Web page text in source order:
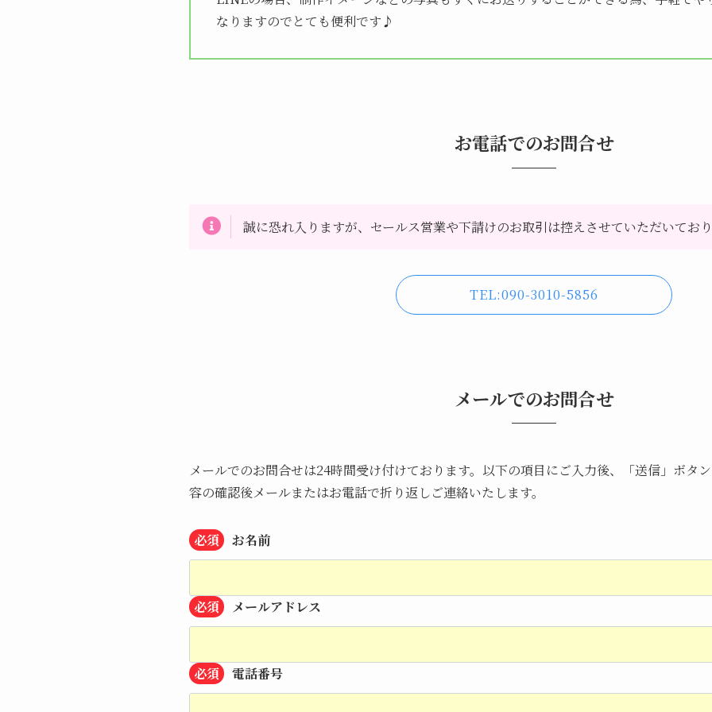
なりますのでとても便利です♪
お電話でのお問合せ
誠に恐れ入りますが、セールス営業や下請けのお取引は控えさせていただいてお
TEL:090-3010-5856
メールでのお問合せ
メールでのお問合せは24時間受け付けております。以下の項目にご入力後、「送信」ボタ
容の確認後メールまたはお電話で折り返しご連絡いたします。
必須 お名前
必須 メールアドレス
必須 電話番号